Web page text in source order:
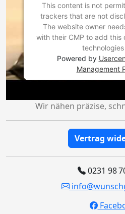
This content is not
trackers that are not
The website owner
with their CMP to add this
Powered by
Management
Wir nähen präzise,
Vertrag
0231 98